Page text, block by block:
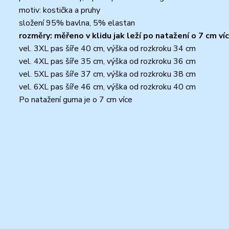
motiv: kostička a pruhy
složení 95% bavlna, 5% elastan
rozměry: měřeno v klidu jak leží po natažení o 7 cm
vel. 3XL pas šíře 40 cm, výška od rozkroku 34 cm
vel. 4XL pas šíře 35 cm, výška od rozkroku 36 cm
vel. 5XL pas šíře 37 cm, výška od rozkroku 38 cm
vel. 6XL pas šíře 46 cm, výška od rozkroku 40 cm
Po natažení guma je o 7 cm více